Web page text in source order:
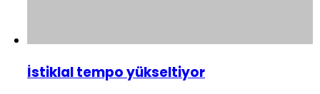
İstiklal tempo yükseltiyor